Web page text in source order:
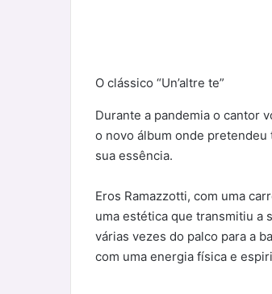
O clássico “Un’altre te”
Durante a pandemia o cantor
o novo álbum onde
sua essência.
Eros Ramazzotti, com uma
uma estética que transmitiu a
várias vezes do palco para a
com uma energia física e